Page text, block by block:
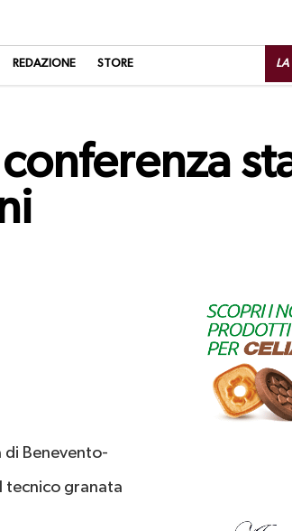
REDAZIONE STORE LA
conferenza
Benevento-
tecnico granata